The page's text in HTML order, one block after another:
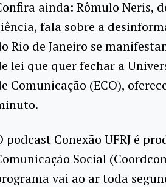
ainda: Rômulo Neris,
fala sobre a
Rio de Janeiro se
lei que quer fechar a
Comunicação (ECO),
podcast Conexão UFRJ é
Social
vai ao ar toda